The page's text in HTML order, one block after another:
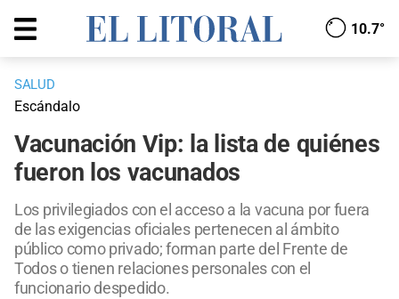
10.7°
SALUD
Escándalo
Vacunación Vip: la lista de quiénes
fueron los vacunados
Los privilegiados con el acceso a la vacuna por fuera
de las exigencias oficiales pertenecen al ámbito
público como privado; forman parte del Frente de
Todos o tienen relaciones personales con el
funcionario despedido.